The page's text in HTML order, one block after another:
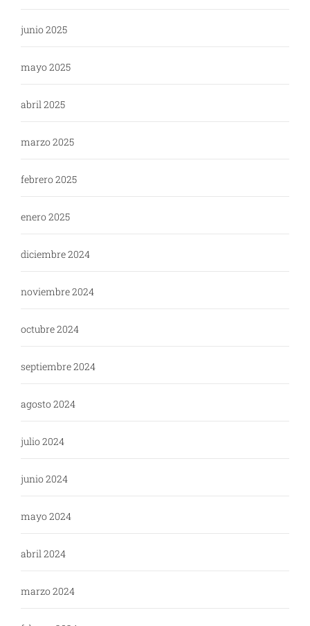
junio 2025
mayo 2025
abril 2025
marzo 2025
febrero 2025
enero 2025
diciembre 2024
noviembre 2024
octubre 2024
septiembre 2024
agosto 2024
julio 2024
junio 2024
mayo 2024
abril 2024
marzo 2024